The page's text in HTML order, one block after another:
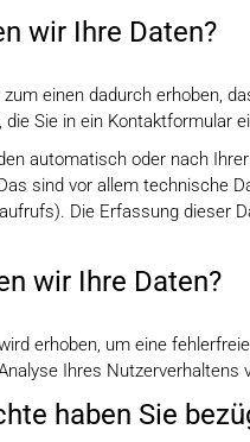
wir Ihre Daten?
einen dadurch erhoben,
die Sie in ein Kontaktformular
automatisch oder nach
sind vor allem technische
Die Erfassung dieser
wir Ihre Daten?
erhoben, um eine
Ihres Nutzerverhaltens
haben Sie